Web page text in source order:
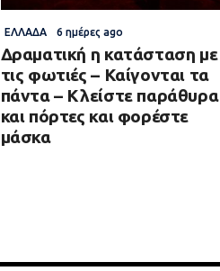
ΕΛΛΆΔΑ 6 ημέρες ago
Δραματική η κατάσταση με
τις φωτιές – Καίγονται τα
πάντα – Κλείστε παράθυρα
και πόρτες και φορέστε
μάσκα